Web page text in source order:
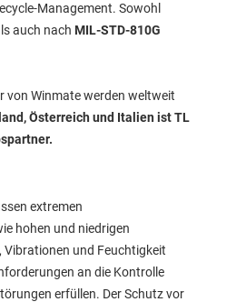
Management. Sowohl
auch nach MIL-STD-810G
von Winmate werden weltweit
Österreich und Italien ist TL
extremen
hohen und niedrigen
Vibrationen und Feuchtigkeit
an die Kontrolle
erfüllen. Der Schutz vor